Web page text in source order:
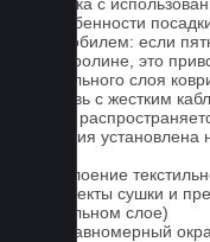
3. Особенности
автомобилем: если
на ковролине, это
текстильного слоя
4. Обувь с жестким
На что
Гарантия
1. Отслоение
2. Дефекты сушки и
текстильном слое)
3. Неравномерный